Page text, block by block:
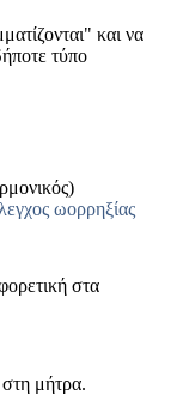
και να
τύπο
ωορρηξίας
στα
μήτρα.